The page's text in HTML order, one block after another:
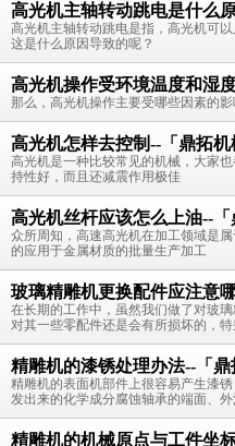
高光机主轴转动跳电是什么
高光机主轴转动跳电是指，高光机可
这是什么原因导致的呢？
高光机操作受环境温度和湿
那么，高光机操作主要受哪些因素的
高光机怎样去控制--「鼎拓机
高光机是一种比较常见的机械，大家
持性好，而且还减震作用极佳
高光机丝杆应该怎么上油--
众所周知，高速高光机在加工领域是
的应用于金属材质的批量生产加工
玻璃精雕机更换配件应注意
在长期的工作中，虽然我们做了对玻
对其一些零配件还是会有所损坏的，
精雕机的漆锈处理办法--「鼎
精雕机的表面机部件上很容易产生漆
发出来的化学成分腐蚀轴承的端面、外
精雕机的机械原点与工件坐